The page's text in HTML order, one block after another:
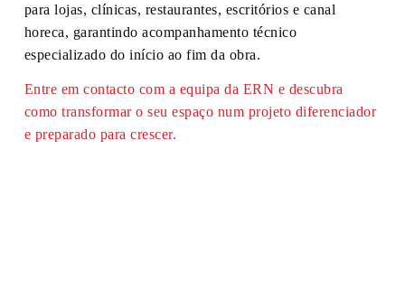
para lojas, clínicas, restaurantes, escritórios e canal
horeca, garantindo acompanhamento técnico
especializado do início ao fim da obra.
Entre em contacto com a equipa da ERN e descubra
como transformar o seu espaço num projeto diferenciador
e preparado para crescer.